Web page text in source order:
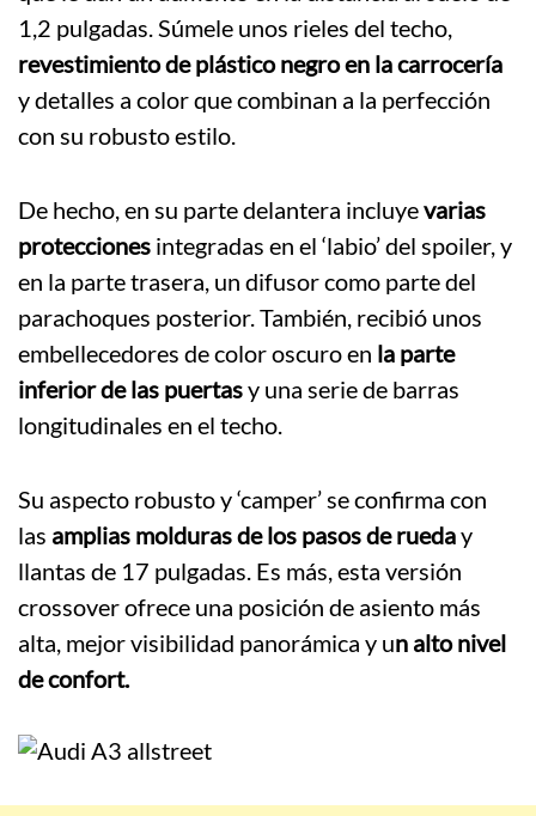
1,2 pulgadas. Súmele unos rieles del techo,
revestimiento de plástico negro en la carrocería
y detalles a color que combinan a la perfección
con su robusto estilo.
De hecho, en su parte delantera incluyevarias
protecciones integradas en el ‘labio’ del spoiler, y
en la parte trasera, un difusor como parte del
parachoques posterior. También, recibió unos
embellecedores de color oscuro en la parte
inferior de las puertasy una serie de barras
longitudinales en el techo.
Su aspecto robusto y ‘camper’ se confirma con
las amplias molduras de los pasos de rueday
llantas de 17 pulgadas. Es más, esta versión
crossover ofrece una posición de asiento más
alta, mejor visibilidad panorámica y un alto nivel
de confort.